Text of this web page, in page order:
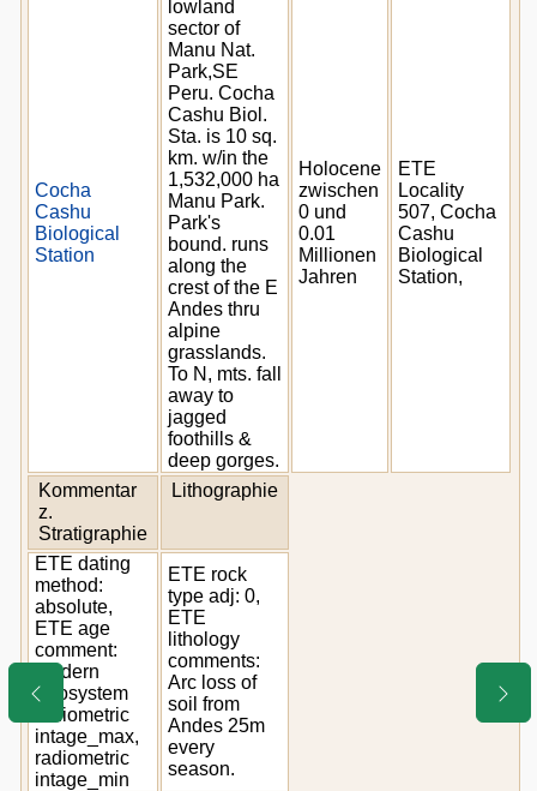
Cocha
Cashu
Biological
Station
lowland
sector of
Manu Nat.
Park,SE
Peru. Cocha
Cashu Biol.
Sta. is 10 sq.
km. w/in the
1,532,000 ha
Manu Park.
Park's
bound. runs
along the
crest of the E
Andes thru
alpine
grasslands.
To N, mts. fall
away to
jagged
foothills &
deep gorges.
Holocene
zwischen
0 und
0.01
Millionen
Jahren
ETE
Locality
507, Cocha
Cashu
Biological
Station,
Kommentar
z.
Stratigraphie
Lithographie
ETE dating
method:
absolute,
ETE age
comment:
Modern
Ecosystem
radiometric
intage_max,
radiometric
intage_min
ETE rock
type adj: 0,
ETE
lithology
comments:
Arc loss of
soil from
Andes 25m
every
season.